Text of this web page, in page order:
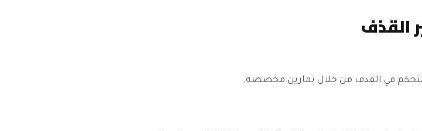
القذف
في القذف من خلال تمارين مخصصة.